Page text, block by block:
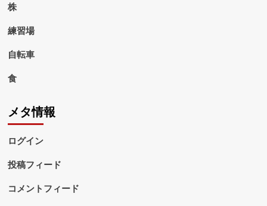
株
練習場
自転車
食
メタ情報
ログイン
投稿フィード
コメントフィード